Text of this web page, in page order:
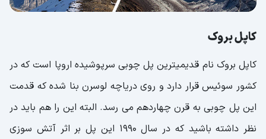
کاپل بروک
کاپل بروک نام قدیمیترین پل چوبی سرپوشیده اروپا است که در
کشور سوئیس قرار دارد و روی دریاچه لوسرن بنا شده که قدمت
این پل چوبی به قرن چهاردهم می رسد. البته این را هم باید در
نظر داشته باشید که در سال 1990 این پل بر اثر آتش سوزی